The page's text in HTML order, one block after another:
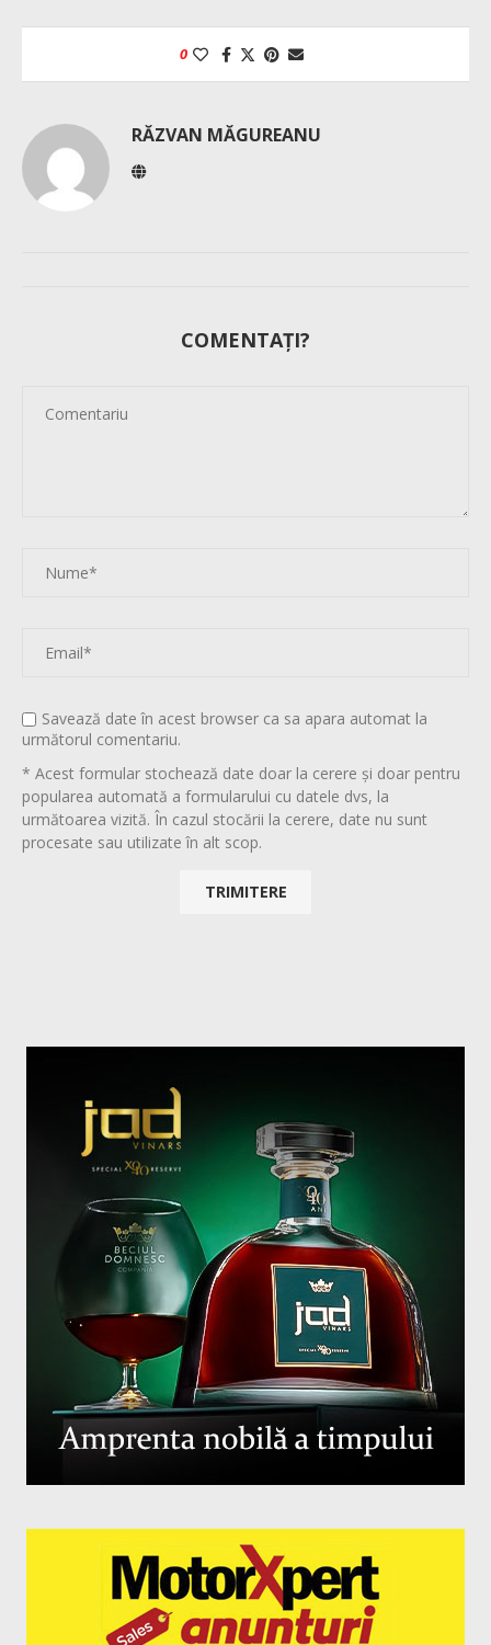
0
RĂZVAN MĂGUREANU
COMENTAȚI?
Savează date în acest browser ca sa apara automat la
următorul comentariu.
* Acest formular stochează date doar la cerere și doar pentru
popularea automată a formularului cu datele dvs, la
următoarea vizită. În cazul stocării la cerere, date nu sunt
procesate sau utilizate în alt scop.